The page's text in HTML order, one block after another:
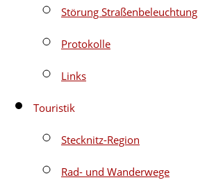
Störung Straßenbeleuchtung
Protokolle
Links
Touristik
Stecknitz-Region
Rad- und Wanderwege